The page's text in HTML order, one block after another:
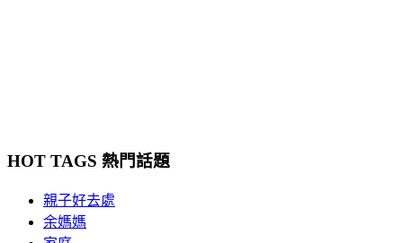
HOT TAGS 熱門話題
親子好去處
余媽媽